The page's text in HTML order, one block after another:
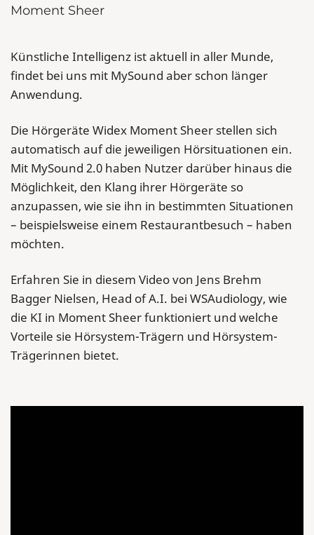
Moment Sheer
Künstliche Intelligenz ist aktuell in aller Munde,
findet bei uns mit MySound aber schon länger
Anwendung.
Die Hörgeräte Widex Moment Sheer stellen sich
automatisch auf die jeweiligen Hörsituationen ein.
Mit MySound 2.0 haben Nutzer darüber hinaus die
Möglichkeit, den Klang ihrer Hörgeräte so
anzupassen, wie sie ihn in bestimmten Situationen
– beispielsweise einem Restaurantbesuch – haben
möchten.
Erfahren Sie in diesem Video von Jens Brehm
Bagger Nielsen, Head of A.I. bei WSAudiology, wie
die KI in Moment Sheer funktioniert und welche
Vorteile sie Hörsystem-Trägern und Hörsystem-
Trägerinnen bietet.